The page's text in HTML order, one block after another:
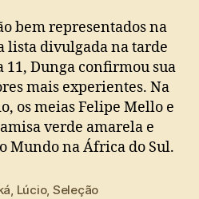
bem representados na
lista divulgada na tarde
11, Dunga confirmou sua
mais experientes. Na
os meias Felipe Mello e
verde amarela e
Mundo na África do Sul.
, Lúcio, Seleção